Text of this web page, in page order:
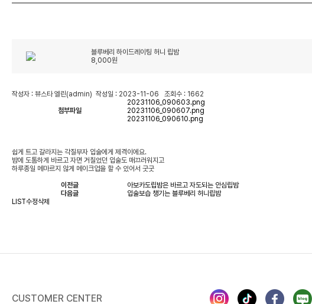
블루베리 하이드레이팅 허니 립밤
8,000원
작성자 : 뷰스타 엘린(admin) 작성일 : 2023-11-06 조회수 : 1662
첨부파일
20231106_090603.png
20231106_090607.png
20231106_090610.png
쉽게 트고 갈라지는 각질부자 입술에게 제격이에요.
밤에 도톰하게 바르고 자면 거칠었던 입술도 매끄러워지고
하루종일 메마르지 않게 메이크업을 할 수 있어서 굿굿
이전글
아보카도립밤은 바르고 자도되는 안심립밤
다음글
입술보습 챙기는 블루베리 허니립밤
LIST수정삭제
CUSTOMER CENTER